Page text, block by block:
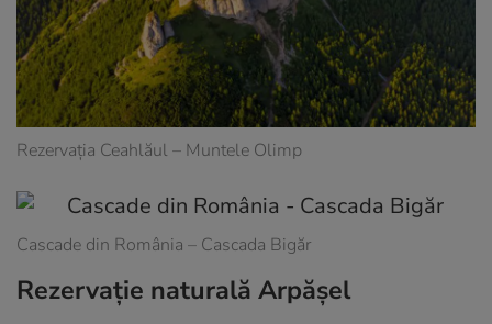
Rezervația Ceahlăul – Muntele Olimp
Cascade din România – Cascada Bigăr
Rezervație naturală Arpășel